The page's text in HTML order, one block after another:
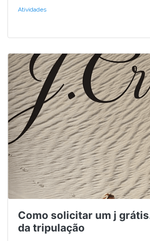
Atividades
Como solicitar um j
da tripulação